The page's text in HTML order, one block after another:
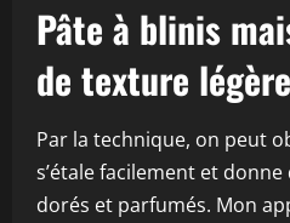
Pâte à blinis
de texture
Par la technique, on peut
s’étale facilement et
dorés et parfumés. Mon